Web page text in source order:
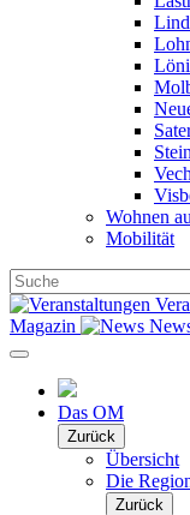
Wohnen
Mobilität
Magazin
Das OM
Zurück
Übersicht
Die
Zurück